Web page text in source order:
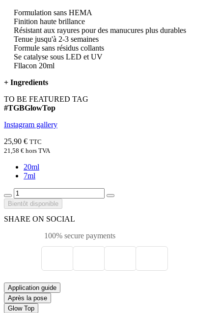
Formulation sans HEMA
Finition haute brillance
Résistant aux rayures pour des manucures plus durables
Tenue jusqu'à 2-3 semaines
Formule sans résidus collants
Se catalyse sous LED et UV
Fllacon 20ml
+ Ingredients
TO BE FEATURED TAG
#TGBGlowTop
Instagram gallery
25,90 € TTC
21,58 € hors TVA
20ml
7ml
Bientôt disponible
SHARE ON SOCIAL
100% secure payments
Application guide
Après la pose
Glow Top